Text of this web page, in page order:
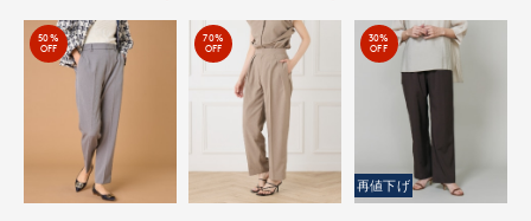
50%
OFF
70%
OFF
30%
OFF
再値下げ